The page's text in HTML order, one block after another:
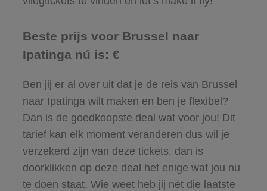
Beste prijs voor Brussel naar
Ipatinga nú is: €
Ben jij er al over uit dat je de reis van Brussel
naar Ipatinga wilt maken en ben je flexibel?
Dan is de goedkoopste deal wat voor jou! Dit
tarief kan elk moment veranderen dus wil je
verzekerd zijn van deze tickets, dan is
doorklikken op deze deal het enige wat jou nu
te doen staat. Wie weet heb jij nét die laatste